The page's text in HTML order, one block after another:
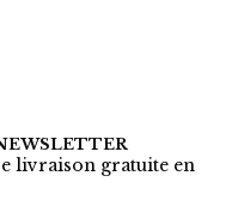
livraison gratuite en